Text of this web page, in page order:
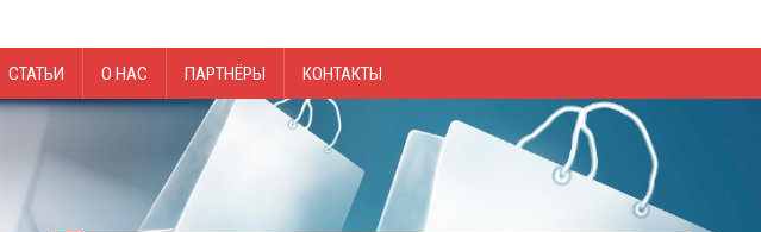
СТАТЬИ О НАС ПАРТНЁРЫ КОНТАКТЫ